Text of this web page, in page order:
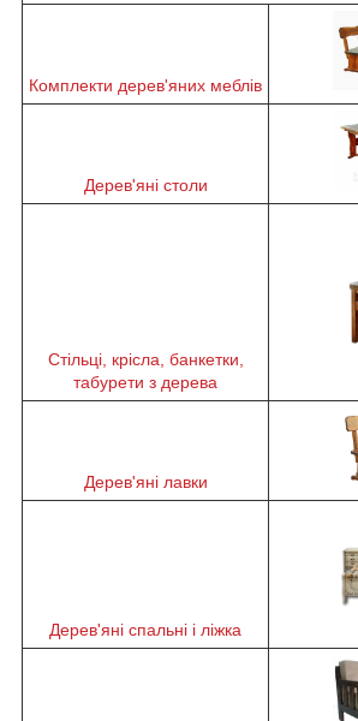
Комплекти дерев'яних меблів
Дерев'яні столи
Стільці, крісла, банкетки,
табурети з дерева
Дерев'яні лавки
Дерев'яні спальні і ліжка